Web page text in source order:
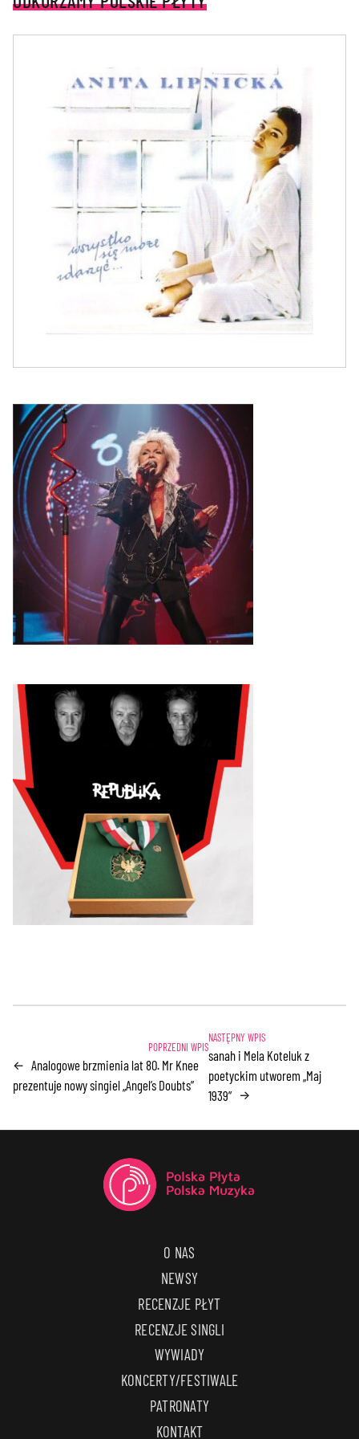
← Analogowe brzmienia lat 80. Mr Knee
prezentuje nowy singiel „Angel’s Doubts”
sanah i Mela Koteluk z
poetyckim utworem „Maj
1939” →
O NAS
NEWSY
RECENZJE PŁYT
RECENZJE SINGLI
WYWIADY
KONCERTY/FESTIWALE
PATRONATY
KONTAKT